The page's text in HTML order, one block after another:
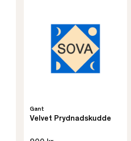
Gant
Velvet Prydnadskudde